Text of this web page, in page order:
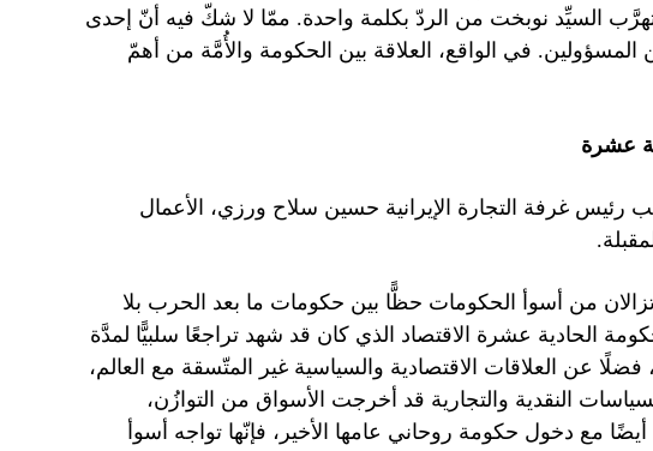
السيِّد نوبخت من الردّ بكلمة واحدة. ممّا لا شكّ فيه أنّ إحدى
المسؤولين. في الواقع، العلاقة بين الحكومة والأُمَّة من أهمّ
عشرة
رئيس غرفة التجارة الإيرانية حسين سلاح ورزي، الأعمال
من أسوأ الحكومات حظًّا بين حكومات ما بعد الحرب بلا
الحادية عشرة الاقتصاد الذي كان قد شهد تراجعًا سلبيًّا لمدَّة
عن العلاقات الاقتصادية والسياسية غير المتّسقة مع العالم،
النقدية والتجارية قد أخرجت الأسواق من التوازُن،
مع دخول حكومة روحاني عامها الأخير، فإنّها تواجه أسوأ